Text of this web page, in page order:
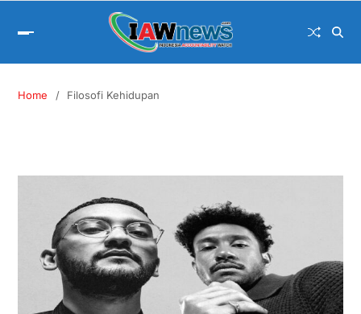
Home Filosofi Kehidupan